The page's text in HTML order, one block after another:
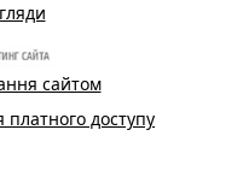
сайтом
доступу